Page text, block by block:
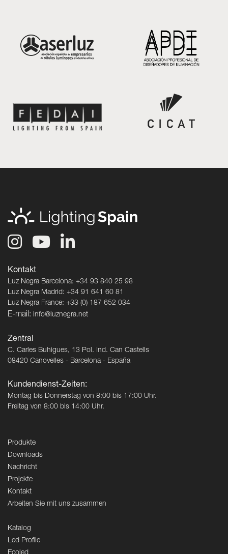
Kontakt
Luz Negra Barcelona: +34 93 840 25 98
Luz Negra Madrid: +34 91 641 60 81
Luz Negra France: +33 (0) 187 652 034
E-mail: info@luznegra.net
Zentral
C. Carles Buhigues, 13 Pol. Ind. Can Castells
08420 Canovelles - Barcelona - España
Kundendienst-Zeiten:
Montag bis Donnerstag von 8:00 bis 17:00 Uhr.
Freitag von 8:00 bis 14:00 Uhr.
Produkte
Downloads
Nachricht
Projekte
Kontakt
Arbeiten Sie mit uns zusammen
Katalog
Led Profile